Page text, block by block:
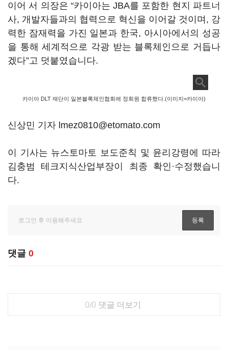
이어 서 의장은 “카이아는 JBA를 포함한 현지 파트너
사, 개발자들과의 협력으로 혁신을 이어갈 것이며, 강
력한 잠재력을 가진 일본과 한국, 아시아에서의 성공
을 통해 세계적으로 각광 받는 블록체인으로 거듭나
겠다”고 덧붙였습니다.
카이아 DLT 재단이 일본블록체인협회에 정회원 합류했다.(이미지=카이아)
신상민 기자 lmez0810@etomato.com
이 기사는 뉴스토마토 보도준칙 및 윤리강령에 따라
김충범 테크지식산업부장이 최종 확인·수정했습니
다.
댓글 0
0/0 댓글 더보기